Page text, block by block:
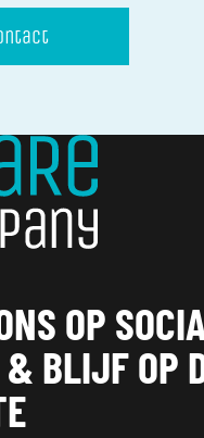
OP
& BLIJF OP